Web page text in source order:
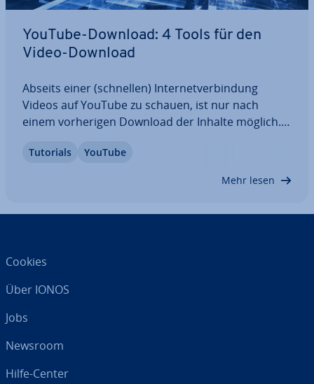
YouTube-Download: 4 Tools für den
Video-Download
Abseits einer (schnellen) In­ter­net­ver­bin­dung
Videos auf YouTube zu schauen, ist nur nach
einem vor­he­ri­gen Download der Inhalte möglich.
ist das Her­un­ter­la­den in ver­schie­de­nen Formaten
Tutorials YouTube
Mehr lesen
Cookies
Über IONOS
Jobs
Newsroom
Hilfe-Center